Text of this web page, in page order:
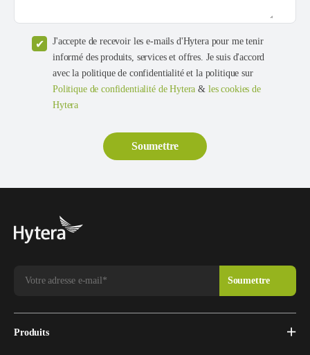
J'accepte de recevoir les e-mails d'Hytera pour me tenir
informé des produits, services et offres. Je suis d'accord
avec la politique de confidentialité et la politique sur
Politique de confidentialité de Hytera & les cookies de
Hytera
Produits